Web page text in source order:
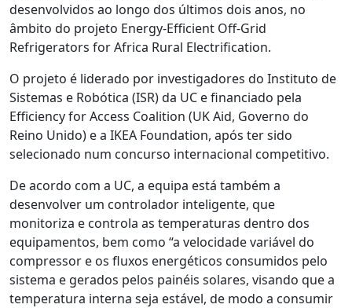
desenvolvidos ao longo dos últimos dois anos, no
âmbito do projeto Energy-Efficient Off-Grid
Refrigerators for Africa Rural Electrification.
O projeto é liderado por investigadores do Instituto de
Sistemas e Robótica (ISR) da UC e financiado pela
Efficiency for Access Coalition (UK Aid, Governo do
Reino Unido) e a IKEA Foundation, após ter sido
selecionado num concurso internacional competitivo.
De acordo com a UC, a equipa está também a
desenvolver um controlador inteligente, que
monitoriza e controla as temperaturas dentro dos
equipamentos, bem como “a velocidade variável do
compressor e os fluxos energéticos consumidos pelo
sistema e gerados pelos painéis solares, visando que a
temperatura interna seja estável, de modo a consumir